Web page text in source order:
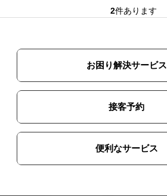
2件あります
お困り解決サービス
接客予約
便利なサービス